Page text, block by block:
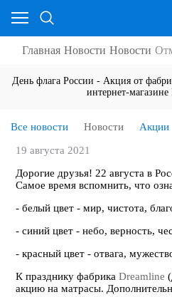
Главная Новости Новости
День флага России - Акция от
интернет-магазине
Все новости Новости Акции
19 августа 2021
Дорогие друзья! 22 августа в
Самое время вспомнить, что
- белый цвет - мир, чистота,
- синий цвет - небо, верность,
- красный цвет - отвага,
К празднику фабрика Dreamline
акцию на матрасы.